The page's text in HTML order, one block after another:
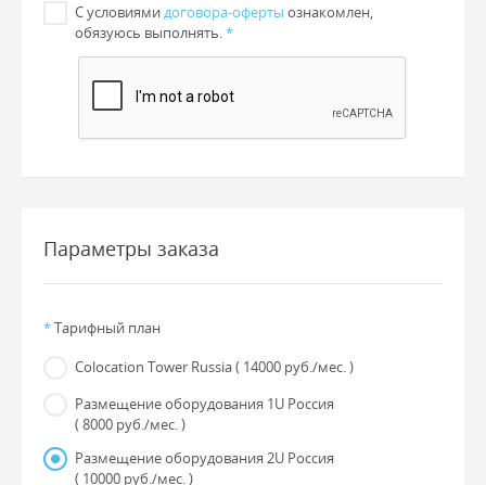
С условиями договора-оферты ознакомлен,
обязуюсь выполнять.*
Параметры заказа
*Тарифный план
Colocation Tower Russia( 14000 руб./мес. )
Размещение оборудования 1U Россия
( 8000 руб./мес. )
Размещение оборудования 2U Россия
( 10000 руб./мес. )